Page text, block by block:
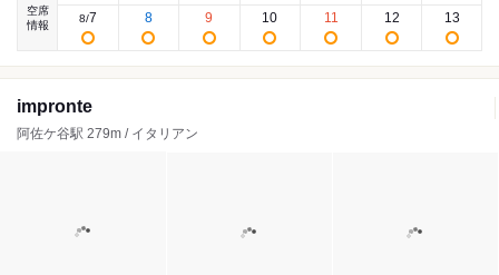
空席
情報
8/7 8 9 10 11 12 13
impronte
阿佐ケ谷駅 279m / イタリアン